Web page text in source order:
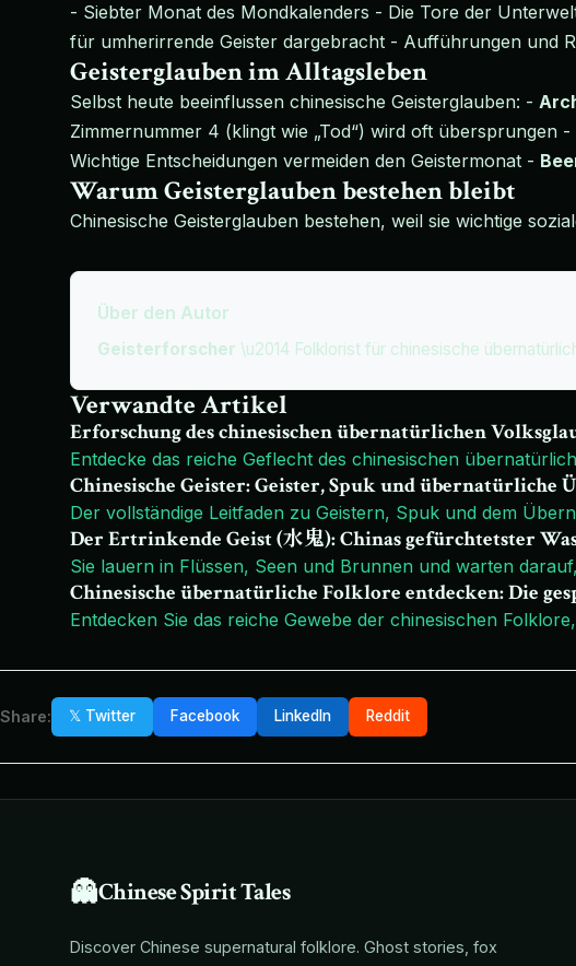
- Siebter Monat des Mondkalenders - Die Tore der
für umherirrende Geister dargebracht - Aufführungen und
Geisterglauben im Alltagsleben
Selbst heute beeinflussen chinesische Geisterglauben: -
Zimmernummer 4 (klingt wie „Tod“) wird oft übersprungen -
Wichtige Entscheidungen vermeiden den Geistermonat -
Warum Geisterglauben bestehen bleibt
Chinesische Geisterglauben bestehen, weil sie wichtige
Über den Autor
Geisterforscher \u2014 Folklorist für chinesische
Verwandte Artikel
Erforschung des chinesischen übernatürlichen
Entdecke das reiche Geflecht des chinesischen
Chinesische Geister: Geister, Spuk und übernatürliche
Der vollständige Leitfaden zu Geistern, Spuk und dem
Der Ertrinkende Geist (水鬼): Chinas gefürchtetster
Sie lauern in Flüssen, Seen und Brunnen und warten
Chinesische übernatürliche Folklore entdecken: Die
Entdecken Sie das reiche Gewebe der chinesischen
Share: 𝕏 Twitter Facebook LinkedIn Reddit
👻Chinese Spirit Tales
Discover Chinese supernatural folklore. Ghost stories, fox